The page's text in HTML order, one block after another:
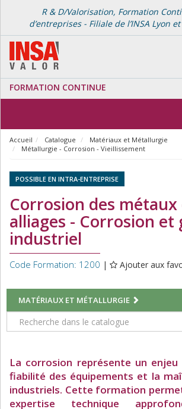
R & D/Valorisation, Formation
d’entreprises - Filiale de l’INSA Lyon
FORMATION CONTINUE
Accueil Catalogue
Matériaux et Métallurgie
Métallurgie - Corrosion - Vieillissement
POSSIBLE EN INTRA-ENTREPRISE
Corrosion des métaux
alliages - Corrosion et
industriel
Code Formation: 1200 | Ajouter aux
MATÉRIAUX ET MÉTALLURGIE
La corrosion représente un
fiabilité des équipements et la
industriels. Cette formation
expertise technique